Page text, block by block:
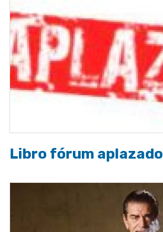
Libro fórum aplazado